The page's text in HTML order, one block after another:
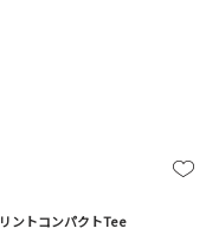
ントコンパクトTee